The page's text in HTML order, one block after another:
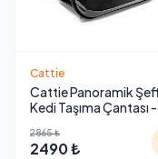
Cattie
Cattie Panoramik
Kedi Taşıma Çantası -
2865 ₺
2490 ₺